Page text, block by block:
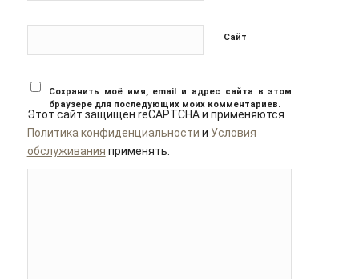
Сайт
Сохранить моё имя, email и адрес сайта в этом
браузере для последующих моих комментариев.
Этот сайт защищен reCAPTCHA и применяются
Политика конфиденциальности и Условия
обслуживания применять.